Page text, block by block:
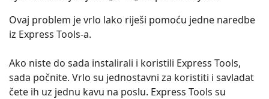
Ovaj problem je vrlo lako riješi pomoću jedne naredbe
iz Express Tools-a.
Ako niste do sada instalirali i koristili Express Tools,
sada počnite. Vrlo su jednostavni za koristiti i savladat
čete ih uz jednu kavu na poslu. Express Tools su